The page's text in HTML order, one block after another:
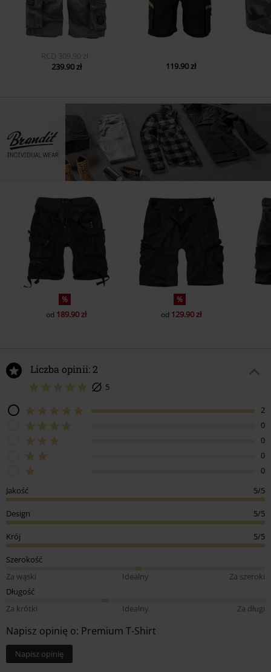
RCD 309.90 zł
239.90 zł
119.90 zł
%
od 189.90 zł
%
od 129.90 zł
Liczba opinii: 2
5
2
0
0
0
0
Jakość
5/5
Design 5/5
Krój 5/5
Szerokość
Za wąski
Idealny
Za szeroki
Długość
Za krótki
Idealny Za długi
Napisz opinię o: Premium T-Shirt
Napisz opinię